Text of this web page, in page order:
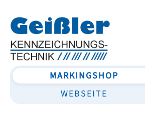
MARKINGSHOP
WEBSEITE